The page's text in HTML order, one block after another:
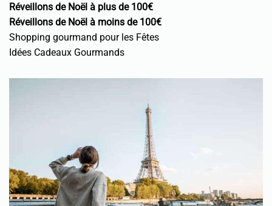
Réveillons de Noël à plus de 100€
Réveillons de Noël à moins de 100€
Shopping gourmand pour les Fêtes
Idées Cadeaux Gourmands